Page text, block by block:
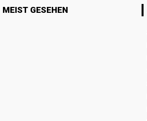
MEIST GESEHEN